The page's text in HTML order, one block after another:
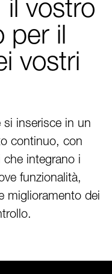
il vostro
per il
vostri
si inserisce in un
continuo, con
che integrano i
funzionalità,
miglioramento dei